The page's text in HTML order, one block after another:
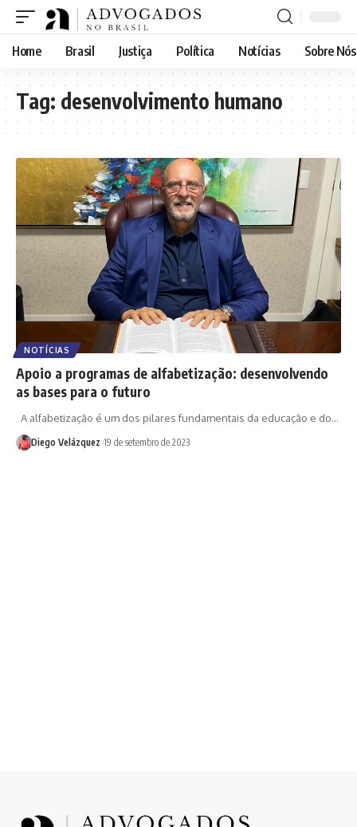
Home Brasil Justiça Política Notícias Sobre Nós
Tag: desenvolvimento humano
NOTÍCIAS
Apoio a programas de alfabetização: desenvolvendo
as bases para o futuro
A alfabetização é um dos pilares fundamentais da educação e do…
Diego Velázquez 19 de setembro de 2023